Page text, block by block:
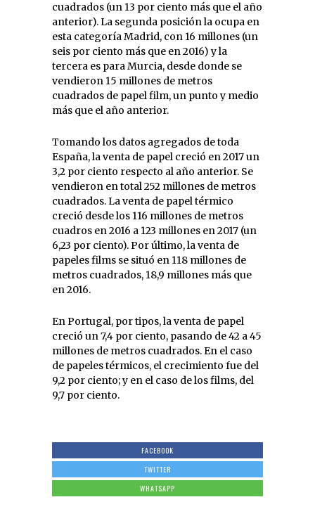
cuadrados (un 13 por ciento más que el año
anterior). La segunda posición la ocupa en
esta categoría Madrid, con 16 millones (un
seis por ciento más que en 2016) y la
tercera es para Murcia, desde donde se
vendieron 15 millones de metros
cuadrados de papel film, un punto y medio
más que el año anterior.
Tomando los datos agregados de toda
España, la venta de papel creció en 2017 un
3,2 por ciento respecto al año anterior. Se
vendieron en total 252 millones de metros
cuadrados. La venta de papel térmico
creció desde los 116 millones de metros
cuadros en 2016 a 123 millones en 2017 (un
6,23 por ciento). Por último, la venta de
papeles films se situó en 118 millones de
metros cuadrados, 18,9 millones más que
en 2016.
En Portugal, por tipos, la venta de papel
creció un 7,4 por ciento, pasando de 42 a 45
millones de metros cuadrados. En el caso
de papeles térmicos, el crecimiento fue del
9,2 por ciento; y en el caso de los films, del
9,7 por ciento.
FACEBOOK
TWITTER
WHATSAPP